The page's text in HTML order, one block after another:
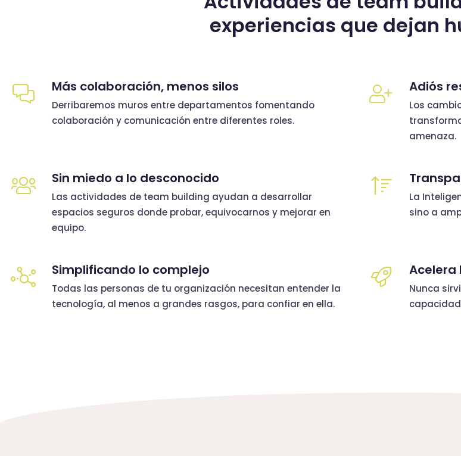
experiencias que dejan
Más colaboración, menos silos
Derribaremos muros entre departamentos fomentando
colaboración y comunicación entre diferentes roles.
Adiós
Los
amenaza.
Sin miedo a lo desconocido
Las actividades de team building ayudan a desarrollar
espacios seguros donde probar, equivocarnos y mejorar en
equipo.
La
sino a
Simplificando lo complejo
Todas las personas de tu organización necesitan entender la
tecnología, al menos a grandes rasgos, para confiar en ella.
Acelera
Nunca